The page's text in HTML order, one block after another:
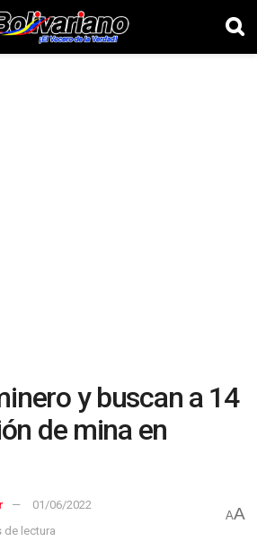
y buscan a 14
de mina en
01/06/2022
de lectura
AA